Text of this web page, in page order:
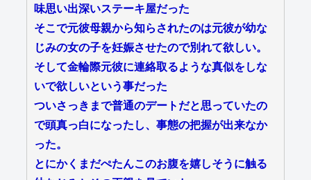
味思い出深いステーキ屋だった
そこで元彼母親から知らされたのは元彼が幼な
じみの女の子を妊娠させたので別れて欲しい。
そして金輪際元彼に連絡取るような真似をしな
いで欲しいという事だった
ついさっきまで普通のデートだと思っていたの
で頭真っ白になったし、事態の把握が出来なか
った。
とにかくまだぺたんこのお腹を嬉しそうに触る